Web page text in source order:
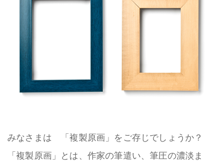
みなさまは 「複製原画」をご存じでしょうか？
「複製原画」とは、作家の筆遣い、筆圧の濃淡ま